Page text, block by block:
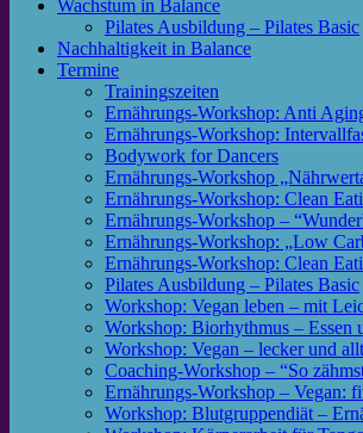
Wachstum in Balance
Pilates Ausbildung – Pilates Basic
Nachhaltigkeit in Balance
Termine
Trainingszeiten
Ernährungs-Workshop: Anti
Ernährungs-Workshop:
Bodywork for Dancers
Ernährungs-Workshop
Ernährungs-Workshop: Clean
Ernährungs-Workshop –
Ernährungs-Workshop: „Low
Ernährungs-Workshop: Clean
Pilates Ausbildung – Pilates Basic
Workshop: Vegan leben – mit
Workshop: Biorhythmus – Essen
Workshop: Vegan – lecker und
Coaching-Workshop – “So
Ernährungs-Workshop – Vegan:
Workshop: Blutgruppendiät –